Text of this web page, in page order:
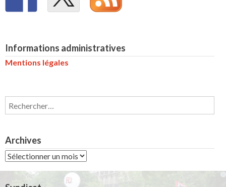
Informations administratives
Mentions légales
Rechercher :
Archives
Archives